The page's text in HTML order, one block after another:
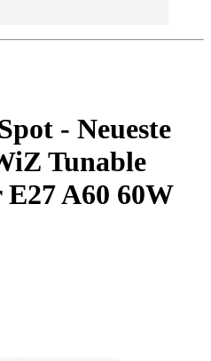
- Neueste
Tunable
A60 60W